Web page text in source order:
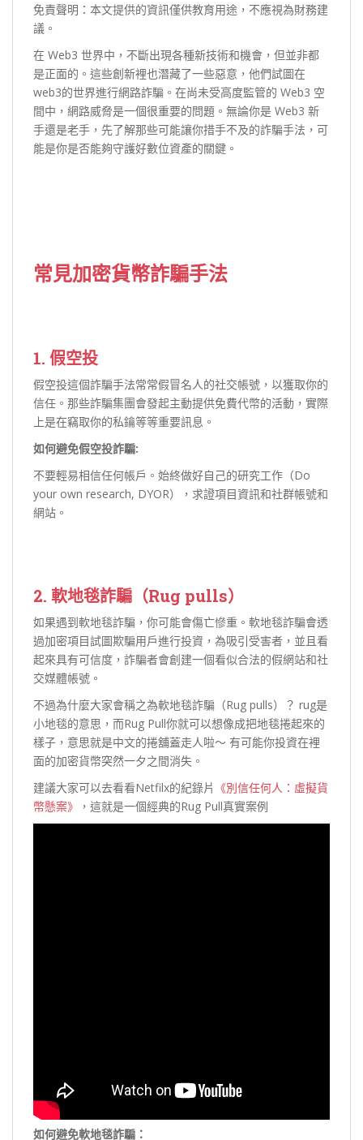
免責聲明：本文提供的資訊僅供教育用途，不應視為財務建
議。
在 Web3 世界中，不斷出現各種新技術和機會，但並非都
是正面的。這些創新裡也潛藏了一些惡意，他們試圖在
web3的世界進行網路詐騙。在尚未受高度監管的 Web3 空
間中，網路威脅是一個很重要的問題。無論你是 Web3 新
手還是老手，先了解那些可能讓你措手不及的詐騙手法，可
能是你是否能夠守護好數位資產的關鍵。
常見加密貨幣詐騙手法
1. 假空投
假空投這個詐騙手法常常假冒名人的社交帳號，以獲取你的
信任。那些詐騙集團會發起主動提供免費代幣的活動，實際
上是在竊取你的私鑰等等重要訊息。
如何避免假空投詐騙:
不要輕易相信任何帳戶。始終做好自己的研究工作（Do
your own research, DYOR），求證項目資訊和社群帳號和
網站。
2. 軟地毯詐騙（Rug pulls）
如果遇到軟地毯詐騙，你可能會傷亡慘重。軟地毯詐騙會透
過加密項目試圖欺騙用戶進行投資，為吸引受害者，並且看
起來具有可信度，詐騙者會創建一個看似合法的假網站和社
交媒體帳號。
不過為什麼大家會稱之為軟地毯詐騙（Rug pulls）？ rug是
小地毯的意思，而Rug Pull你就可以想像成把地毯捲起來的
樣子，意思就是中文的捲舖蓋走人啦～ 有可能你投資在裡
面的加密貨幣突然一夕之間消失。
建議大家可以去看看Netfilx的紀錄片 《別信任何人：虛擬貨
幣懸案》
，這就是一個經典的Rug Pull真實案例
如何避免軟地毯詐騙：